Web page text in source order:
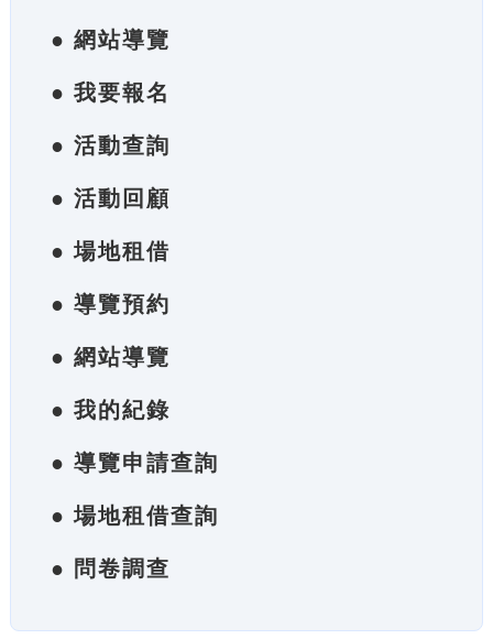
● 網站導覽
● 我要報名
● 活動查詢
● 活動回顧
● 場地租借
● 導覽預約
● 網站導覽
● 我的紀錄
● 導覽申請查詢
● 場地租借查詢
● 問卷調查